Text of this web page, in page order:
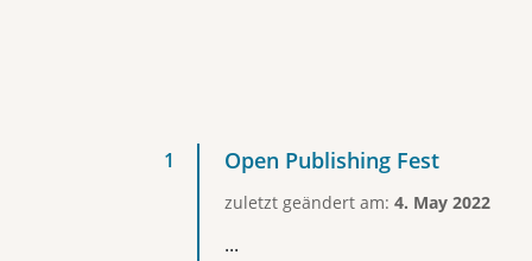
Open Publishing Fest
zuletzt geändert am: 4. May 2022
...